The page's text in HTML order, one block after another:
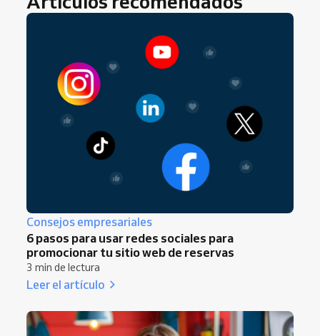
Consejos empresariales
6 pasos para usar redes sociales para
promocionar tu sitio web de reservas
3 min de lectura
Leer el artículo